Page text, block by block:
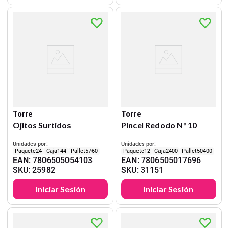
Torre
Ojitos Surtidos
Unidades por:
24
144 5760
EAN:7806505054103
SKU:25982
Iniciar Sesión
Torre
Pincel Redodo N° 10
Unidades por:
12
2400 50400
EAN: 7806505017696
SKU: 31151
Iniciar Sesión